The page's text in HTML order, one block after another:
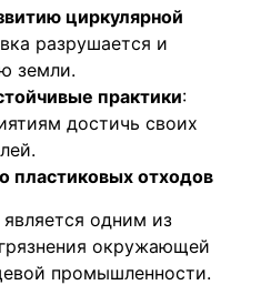
циркулярной
разрушается и
земли.
практики:
достичь своих
пластиковых отходов
одним из
окружающей
промышленности.